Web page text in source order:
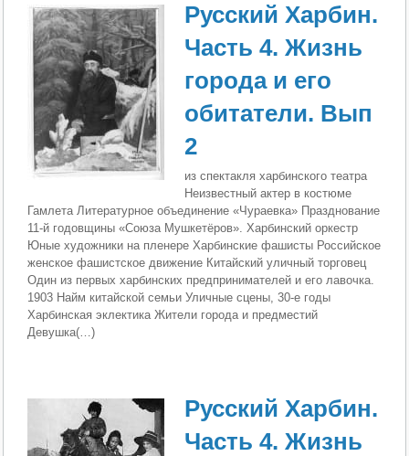
Русский Харбин.
Часть 4. Жизнь
города и его
обитатели. Вып
2
из спектакля харбинского театра
Неизвестный актер в костюме
Гамлета Литературное объединение «Чураевка» Празднование
11-й годовщины «Союза Мушкетёров». Харбинский оркестр
Юные художники на пленере Харбинские фашисты Российское
женское фашистское движение Китайский уличный торговец
Один из первых харбинских предпринимателей и его лавочка.
1903 Найм китайской семьи Уличные сцены, 30-е годы
Харбинская эклектика Жители города и предместий
Девушка(…)
Русский Харбин.
Часть 4. Жизнь